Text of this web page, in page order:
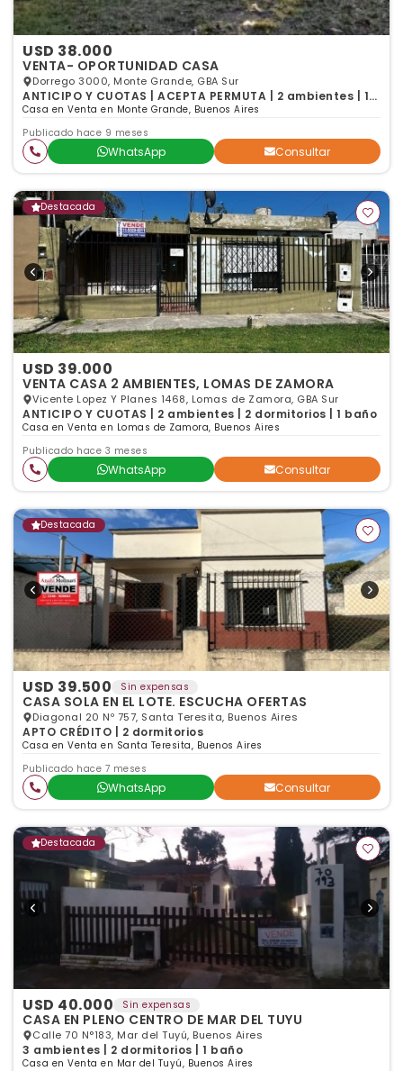
USD 38.000
VENTA- OPORTUNIDAD CASA
Dorrego 3000, Monte Grande, GBA Sur
ANTICIPO Y CUOTAS | ACEPTA PERMUTA | 2 ambientes | 1
baño
Casa en Venta en Monte Grande, Buenos Aires
Publicado hace 9 meses
WhatsApp Consultar
Destacada
USD 39.000
VENTA CASA 2 AMBIENTES, LOMAS DE ZAMORA
Vicente Lopez Y Planes 1468, Lomas de Zamora, GBA Sur
ANTICIPO Y CUOTAS | 2 ambientes | 2 dormitorios | 1 baño
Casa en Venta en Lomas de Zamora, Buenos Aires
Publicado hace 3 meses
WhatsApp Consultar
Destacada
USD 39.500 Sin expensas
CASA SOLA EN EL LOTE. ESCUCHA OFERTAS
Diagonal 20 Nº 757, Santa Teresita, Buenos Aires
APTO CRÉDITO | 2 dormitorios
Casa en Venta en Santa Teresita, Buenos Aires
Publicado hace 7 meses
WhatsApp Consultar
Destacada
USD 40.000 Sin expensas
CASA EN PLENO CENTRO DE MAR DEL TUYU
Calle 70 N°183, Mar del Tuyú, Buenos Aires
3 ambientes | 2 dormitorios | 1 baño
Casa en Venta en Mar del Tuyú, Buenos Aires